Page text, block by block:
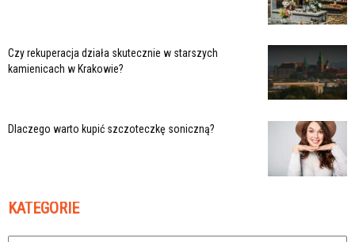
Czy rekuperacja działa skutecznie w starszych
kamienicach w Krakowie?
Dlaczego warto kupić szczoteczkę soniczną?
KATEGORIE
Kategorie